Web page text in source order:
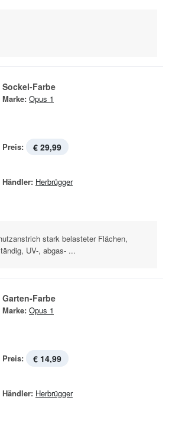
Sockel-Farbe
Marke: Opus 1
Preis: € 29,99
Händler: Herbrügger
stark belasteter Flächen,
UV-, abgas- ...
Garten-Farbe
Marke: Opus 1
Preis: € 14,99
Händler: Herbrügger